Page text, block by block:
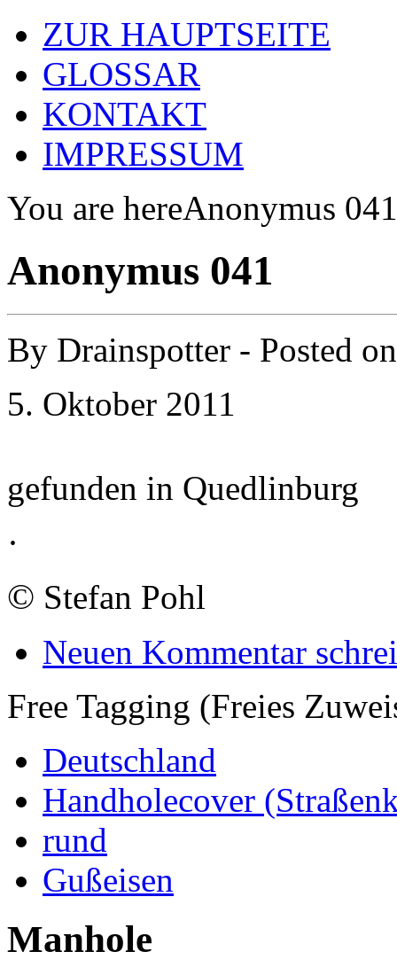
ZUR HAUPTSEITE
GLOSSAR
KONTAKT
IMPRESSUM
You are hereAnonymus 041
Anonymus 041
By Drainspotter - Posted
5. Oktober 2011
gefunden in Quedlinburg
·
© Stefan Pohl
Neuen Kommentar
Free Tagging (Freies
Deutschland
Handholecover
rund
Gußeisen
Manhole